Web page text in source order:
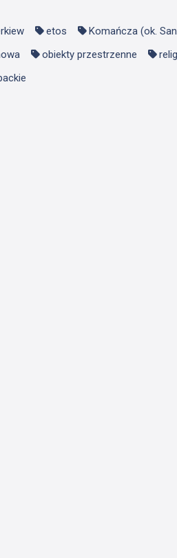
etos
Komańcza (ok.
obiekty przestrzenne